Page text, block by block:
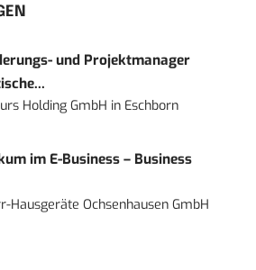
und Projektmanager
Holding GmbH in Eschborn
im E-Business – Business
Hausgeräte Ochsenhausen GmbH